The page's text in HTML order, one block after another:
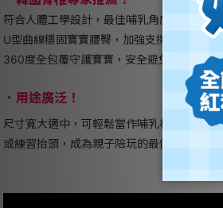
符合人體工學設計，最佳哺乳角度幫助哺乳
U型曲線穩固寶寶腰臀，加強支撐、躺臥更
360度全包覆守護寶寶，安全避免側翻或後
．用途廣泛！
尺寸寬大適中，可輕鬆當作哺乳枕
或練習抬頭，成為親子陪玩的最佳幫手！